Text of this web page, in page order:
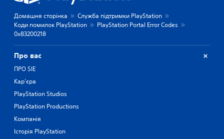
Домашня сторінка
Служба підтримки PlayStation
Коди помилок PlayStation
PlayStation Portal Error Codes
0x83200218
Про вас
ПРО SIE
Кар'єра
PlayStation Studios
PlayStation Productions
Компанія
Історія PlayStation